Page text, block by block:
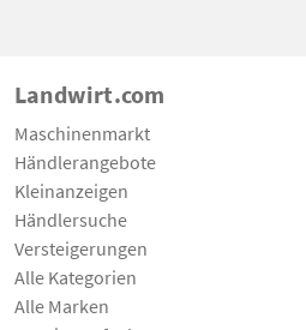
Landwirt.com
Maschinenmarkt
Händlerangebote
Kleinanzeigen
Händlersuche
Versteigerungen
Alle Kategorien
Alle Marken